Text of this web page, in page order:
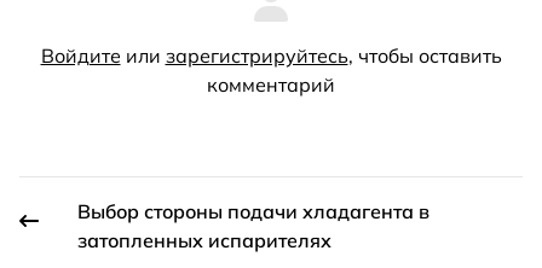
Войдите или зарегистрируйтесь, чтобы оставить
комментарий
Выбор стороны подачи хладагента в
затопленных испарителях